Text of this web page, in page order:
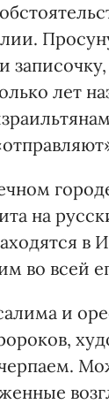
лет
на
в
во всей
и